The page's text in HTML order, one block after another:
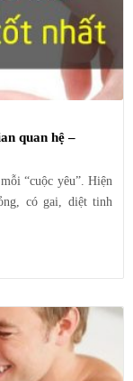
quan hệ –
“cuộc yêu”. Hiện
có gai, diệt tinh